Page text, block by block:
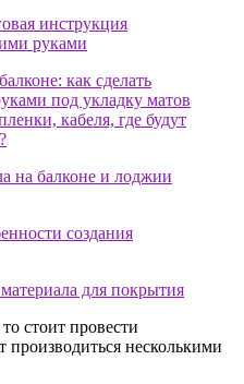
стоит провести
несколькими